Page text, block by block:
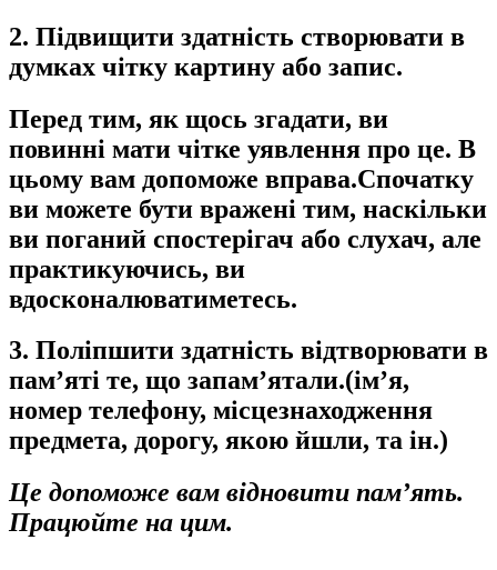
2. Підвищити здатність створювати в
думках чітку картину або запис.
Перед тим, як щось згадати, ви
повинні мати чітке уявлення про це. В
цьому вам допоможе вправа.Спочатку
ви можете бути вражені тим, наскільки
ви поганий спостерігач або слухач, але
практикуючись, ви
вдосконалюватиметесь.
3. Поліпшити здатність відтворювати в
пам’яті те, що запам’ятали.(ім’я,
номер телефону, місцезнаходження
предмета, дорогу, якою йшли, та ін.)
Це допоможе вам відновити пам’ять.
Працюйте на цим.